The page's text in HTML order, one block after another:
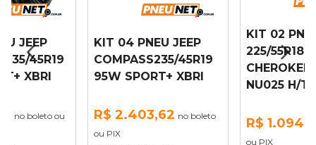
JEEP
235/45R19
XBRI
no boleto ou
KIT 04 PNEU JEEP
COMPASS235/45R19
95W SPORT+ XBRI
R$ 2.403,62 no boleto
ou PIX
KIT 02
225/55R18
NU025 H/T
R$
ou PIX